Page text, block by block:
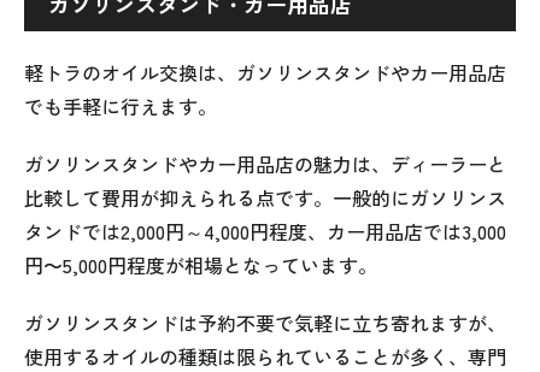
軽トラのオイル交換は、ガソリンスタンドやカー用品店
でも手軽に行えます。
ガソリンスタンドやカー用品店の魅力は、ディーラーと
比較して費用が抑えられる点です。一般的にガソリンス
タンドでは2,000円～4,000円程度、カー用品店では3,000
円〜5,000円程度が相場となっています。
ガソリンスタンドは予約不要で気軽に立ち寄れますが、
使用するオイルの種類は限られていることが多く、専門